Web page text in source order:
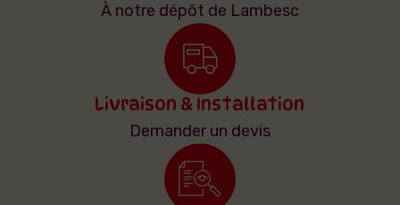
À notre dépôt de Lambesc
Livraison & Installation
Demander un devis